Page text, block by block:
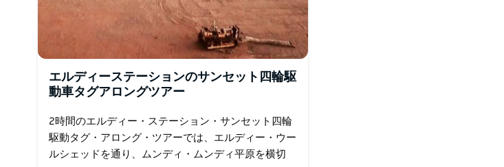
エルディーステーションのサンセット四輪駆
動車タグアロングツアー
2時間のエルディー・ステーション・サンセット四輪
駆動タグ・アロング・ツアーでは、エルディー・ウー
ルシェッドを通り、ムンディ・ムンディ平原を横切